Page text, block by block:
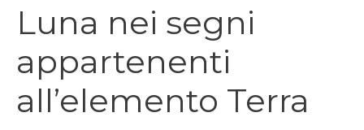
Luna nei segni
appartenenti
all’elemento Terra